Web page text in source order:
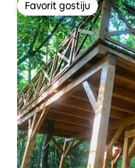
Favorit gostiju
Favorit gostiju